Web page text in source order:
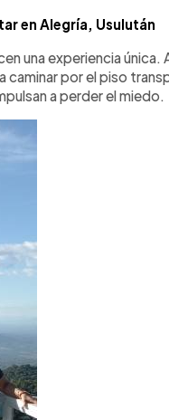
en Alegría, Usulután
una experiencia única.
caminar por el piso
a perder el miedo.